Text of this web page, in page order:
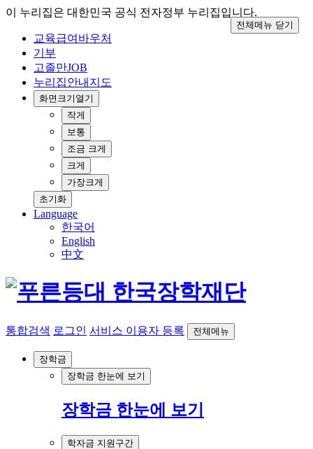
이 누리집은 대한민국 공식 전자정부 누리집입니다.
교육급여바우처
기부
고졸만JOB
누리집안내지도
화면크기 열기
작게
보통
조금 크게
크게
가장크게
초기화
Language
한국어
English
中文
통합검색 로그인 서비스 이용자 등록 전체메뉴
장학금
장학금 한눈에 보기
장학금 한눈에 보기
학자금 지원구간
전체메뉴 닫기